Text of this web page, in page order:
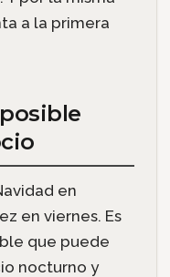
a la primera
en
en viernes. Es
que puede
nocturno y